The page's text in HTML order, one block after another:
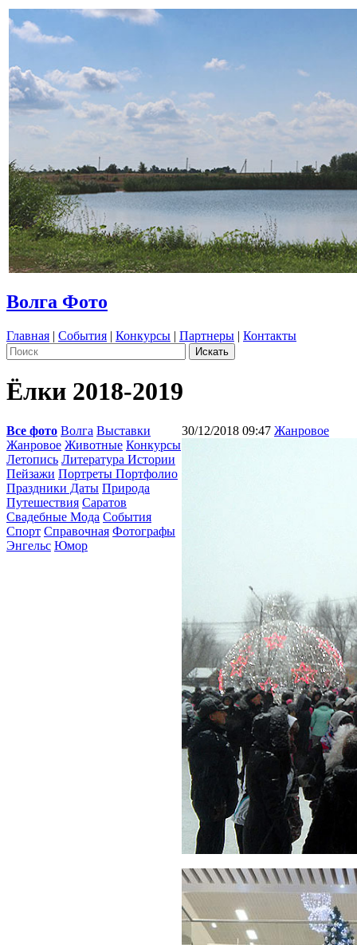
Волга Фото
Главная | События | Конкурсы | Партнеры | Контакты
Ёлки 2018-2019
Все фото Волга Выставки
Жанровое Животные Конкурсы
Летопись Литература Истории
Пейзажи Портреты Портфолио
Праздники Даты Природа
Путешествия Саратов
Свадебные Мода События
Спорт Справочная Фотографы
Энгельс Юмор
30/12/2018 09:47 Жанровое